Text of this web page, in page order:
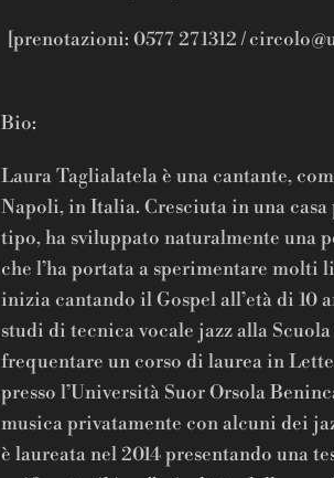
[prenotazioni: 0577 271312 /
Bio:
Laura Taglialatela è una cantante,
Napoli, in Italia. Cresciuta in una casa
tipo, ha sviluppato naturalmente una
che l’ha portata a sperimentare molti
inizia cantando il Gospel all’età di 10
studi di tecnica vocale jazz alla
frequentare un corso di laurea in
presso l’Università Suor Orsola
musica privatamente con alcuni dei
è laureata nel 2014 presentando una